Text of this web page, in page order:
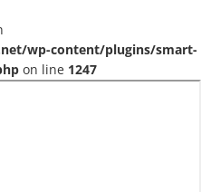
wp-content/plugins/smart-
on line 1247